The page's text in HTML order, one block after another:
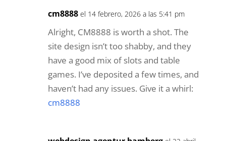
your usual high standards.
truck scale price in Iraq el 15 diciembre,
2024 a las 2:08 am
BWER is Iraq’s premier provider of
industrial weighbridges, offering robust
downtime, and meet the evolving